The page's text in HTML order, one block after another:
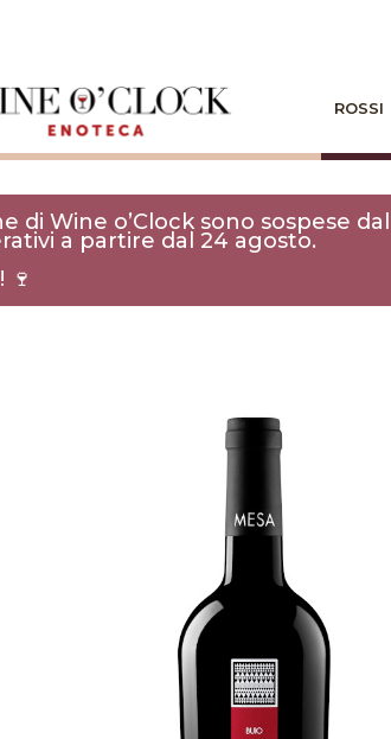
ROSSI
di Wine o’Clock sono sospese
a partire dal 24 agosto.